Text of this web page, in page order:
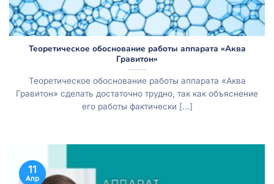
Теоретическое обоснование работы аппарата «Аква
Гравитон»
Теоретическое обоснование работы аппарата «Аква
Гравитон» сделать достаточно трудно, так как объяснение
его работы фактически [...]
11
Апр